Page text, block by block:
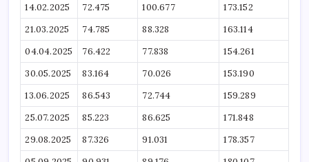
14.02.2025
72.475 100.677
173.152
21.03.2025
74.785 88.328
163.114
04.04.2025
76.422 77.838
154.261
30.05.2025
83.164 70.026
153.190
13.06.2025
86.543 72.744
159.289
25.07.2025
85.223 86.625
171.848
29.08.2025
87.326 91.031
178.357